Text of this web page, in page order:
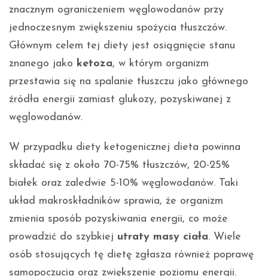
znacznym ograniczeniem węglowodanów przy
jednoczesnym zwiększeniu spożycia tłuszczów.
Głównym celem tej diety jest osiągnięcie stanu
znanego jako ketoza, w którym organizm
przestawia się na spalanie tłuszczu jako głównego
źródła energii zamiast glukozy, pozyskiwanej z
węglowodanów.
W przypadku diety ketogenicznej dieta powinna
składać się z około 70-75% tłuszczów, 20-25%
białek oraz zaledwie 5-10% węglowodanów. Taki
układ makroskładników sprawia, że organizm
zmienia sposób pozyskiwania energii, co może
prowadzić do szybkiej utraty masy ciała. Wiele
osób stosujących tę dietę zgłasza również poprawę
samopoczucia oraz zwiększenie poziomu energii.